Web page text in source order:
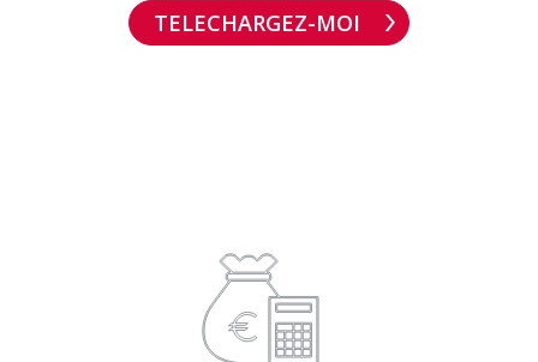
TELECHARGEZ-MOI